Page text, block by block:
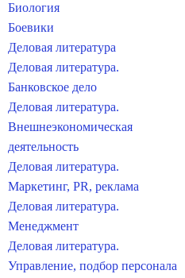
Биология
Боевики
Деловая литература
Деловая литература.
Банковское дело
Деловая литература.
Внешнеэкономическая
деятельность
Деловая литература.
Маркетинг, PR, реклама
Деловая литература.
Менеджмент
Деловая литература.
Управление, подбор персонала